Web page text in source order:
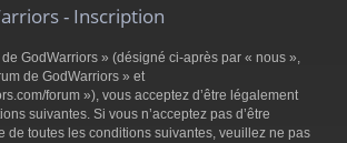
- Inscription
GodWarriors » (désigné ci-après par « nous »,
de GodWarriors » et
forum »), vous acceptez d’être légalement
suivantes. Si vous n’acceptez pas d’être
de toutes les conditions suivantes, veuillez ne pas